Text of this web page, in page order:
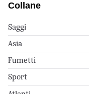
Collane
Saggi
Asia
Fumetti
Sport